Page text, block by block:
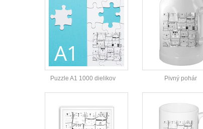
Puzzle A1 1000 dielikov Pivný pohár